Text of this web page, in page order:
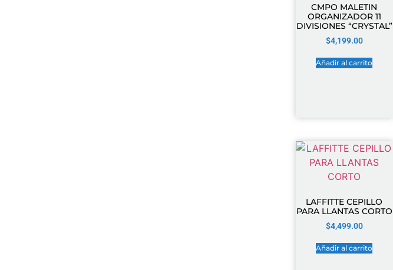
CMPO MALETIN
ORGANIZADOR 11
DIVISIONES “CRYSTAL”
$4,199.00
Añadir al carrito
LAFFITTE CEPILLO
PARA LLANTAS CORTO
$4,499.00
Añadir al carrito